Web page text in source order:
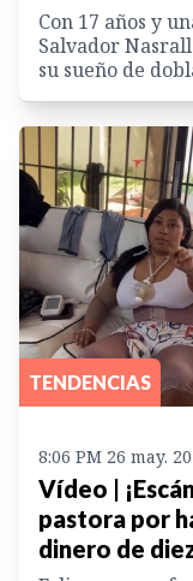
Con 17 años y
Salvador
su sueño de
TENDENCIAS
8:06 PM 26 may.
Vídeo |
pastora por
dinero de